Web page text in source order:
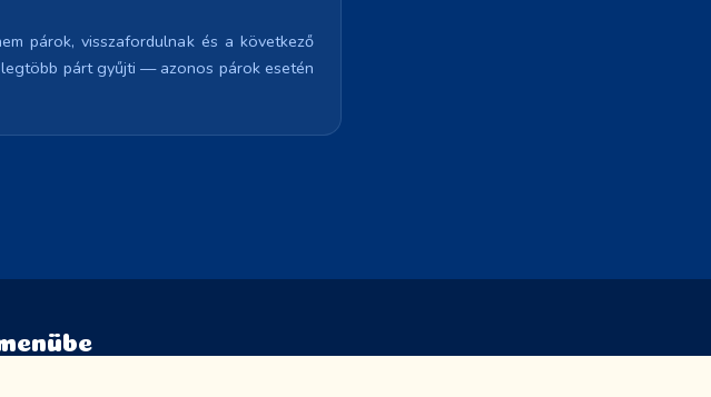
párok, visszafordulnak és a következő
párt gyűjti — azonos párok esetén